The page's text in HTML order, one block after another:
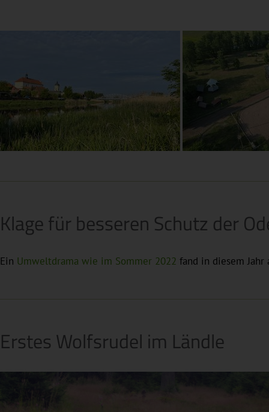
Klage für besseren Schutz der
Ein Umweltdrama wie im Sommer 2022 fand in diesem
Erstes Wolfsrudel im Ländle